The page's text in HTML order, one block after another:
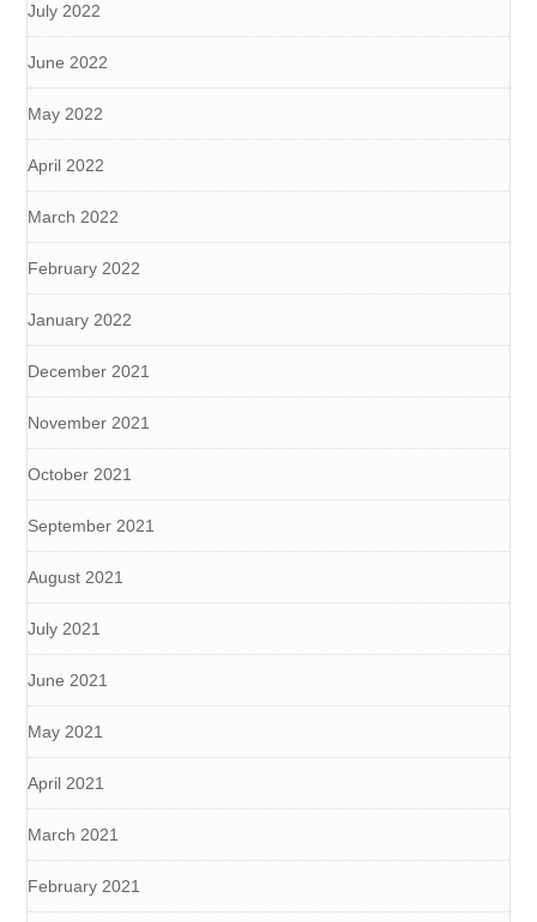
July 2022
June 2022
May 2022
April 2022
March 2022
February 2022
January 2022
December 2021
November 2021
October 2021
September 2021
August 2021
July 2021
June 2021
May 2021
April 2021
March 2021
February 2021